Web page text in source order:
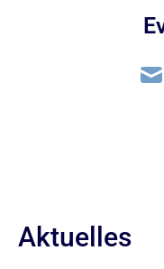
Aktuelles